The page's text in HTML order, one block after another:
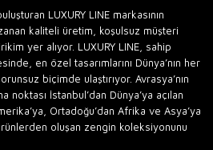
LUXURY LINE markasının
kaliteli üretim, koşulsuz müşteri
yer alıyor. LUXURY LINE, sahip
en özel tasarımlarını Dünya’nın her
biçimde ulaştırıyor. Avrasya’nın
noktası İstanbul’dan Dünya’ya açılan
Ortadoğu’dan Afrika ve Asya’ya
oluşan zengin koleksiyonunu